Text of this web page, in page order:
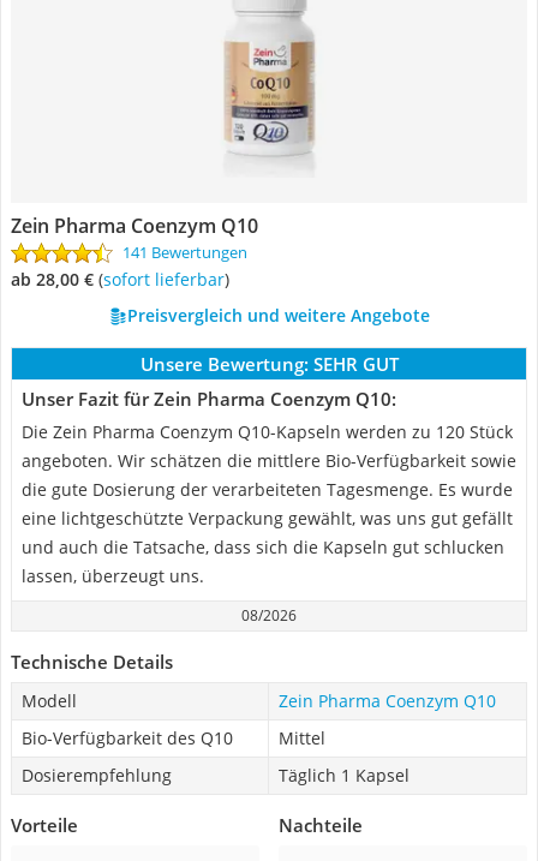
Zein Pharma Coenzym Q10
141 Bewertungen
ab 28,00 € ( Sofort lieferbar)
Preisvergleich und weitere Angebote
Unsere Bewertung: SEHR GUT
Unser Fazit für Zein Pharma Coenzym Q10:
Die Zein Pharma Coenzym Q10-Kapseln werden zu 120 Stück
angeboten. Wir schätzen die mittlere Bio-Verfügbarkeit sowie
die gute Dosierung der verarbeiteten Tagesmenge. Es wurde
eine lichtgeschützte Verpackung gewählt, was uns gut gefällt
und auch die Tatsache, dass sich die Kapseln gut schlucken
lassen, überzeugt uns.
08/2026
Technische Details
Modell
Zein Pharma Coenzym Q10
Bio-Verfügbarkeit des Q10
Mittel
Dosierempfehlung
Täglich 1 Kapsel
Vorteile Nachteile